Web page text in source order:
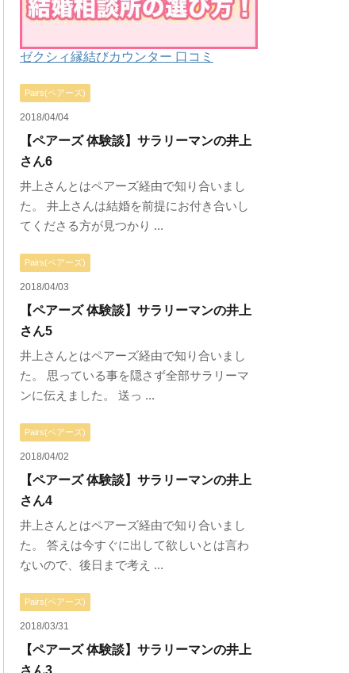
ゼクシィ縁結びカウンター 口コミ
Pairs(ペアーズ)
2018/04/04
【ペアーズ 体験談】サラリーマンの井上
さん6
井上さんとはペアーズ経由で知り合いまし
た。 井上さんは結婚を前提にお付き合いし
てくださる方が見つかり ...
Pairs(ペアーズ)
2018/04/03
【ペアーズ 体験談】サラリーマンの井上
さん5
井上さんとはペアーズ経由で知り合いまし
た。 思っている事を隠さず全部サラリーマ
ンに伝えました。 送っ ...
Pairs(ペアーズ)
2018/04/02
【ペアーズ 体験談】サラリーマンの井上
さん4
井上さんとはペアーズ経由で知り合いまし
た。 答えは今すぐに出して欲しいとは言わ
ないので、後日まで考え ...
Pairs(ペアーズ)
2018/03/31
【ペアーズ 体験談】サラリーマンの井上